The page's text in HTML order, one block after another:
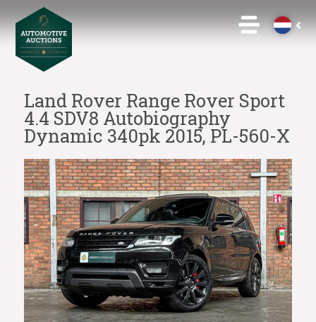
Land Rover Range Rover Sport
4.4 SDV8 Autobiography
Dynamic 340pk 2015, PL-560-X